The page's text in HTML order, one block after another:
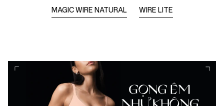
MAGIC WIRE NATURAL WIRE LITE